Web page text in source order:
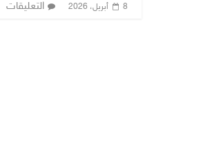
8 أبريل، 2026 التعليقات